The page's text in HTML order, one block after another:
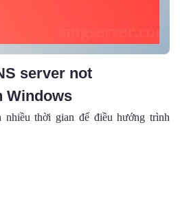
server not
Windows
nhiều thời gian để điều hướng trình